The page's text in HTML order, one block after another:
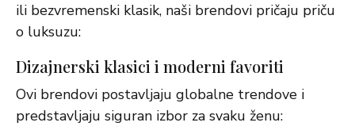
ili bezvremenski klasik, naši brendovi pričaju priču
o luksuzu:
Dizajnerski klasici i moderni favoriti
Ovi brendovi postavljaju globalne trendove i
predstavljaju siguran izbor za svaku ženu: